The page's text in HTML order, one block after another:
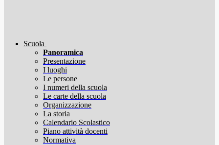
Scuola
Panoramica
Presentazione
I luoghi
Le persone
I numeri della scuola
Le carte della scuola
Organizzazione
La storia
Calendario Scolastico
Piano attività docenti
Normativa